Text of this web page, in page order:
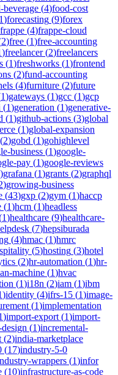
beverage (4)food-cost
1)forecasting (9)forex
frappe (4)frappe-cloud
2)free (1)free-accounting
)freelancer(2)freelancers
(1)freshworks (1)frontend
(2)fund-accounting
(4)furniture (2)future
1)gateways (1)gcc (1)gcp
(1)generation (1)generative-
(1)github-actions (3)global
(1)global-expansion
(2)gobd (1)gohighlevel
business (1)google-
pay (1)google-reviews
)grafana (1)grants (2)graphql
)growing-business
(43)gxp (2)gym (1)haccp
(1)hcm (1)headless
1)healthcare (9)healthcare-
(7)hepsiburada
(4)hmac (1)hmrc
(5)hosting (3)hotel
(2)hr-automation (1)hr-
machine (1)hvac
(1)i18n (2)iam (1)ibm
)identity (4)ifrs-15 (1)image-
(1)implementation
)import-export (1)import-
(1)incremental-
(2)india-marketplace
(17)industry-5-0
wrappers (1)infor
(10)infrastructure-as-code